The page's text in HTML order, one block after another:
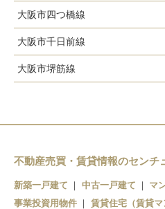
芦原町駅
大国町駅
大阪市四つ橋線
大国町駅
大阪市千日前線
桜川駅
大阪市堺筋線
不動産売買・賃貸情報のセンチ
新築一戸建て 中古一戸建て マ
事業投資用物件
賃貸住宅（賃貸マ